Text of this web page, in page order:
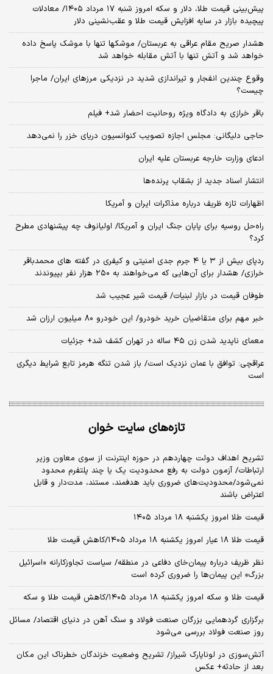
پیش‌بینی قیمت طلا، دلار و سکه امروز شنبه ۱۷ مرداد ۱۴۰۵/ معادلات
پیچیده بازار در سایه افزایش قیمت طلا و عقب‌نشینی دلار
هشدار صریح مقام عراقی به عربستان/ موشکها تنها با موشک پاسخ داده
خواهد شد و آتش تنها با آتش مقابله خواهد شد
وقوع چندین انفجار و تیراندازی شدید در نزدیکی مرز‌های ایران/ ماجرا
چیست؟
باقر خرازی به دادگاه ویژه روحانیت احضار شد+ فیلم
حاجی دلیگانی: مجلس اجازه تصویب کنوانسیون دریای خزر را نمی‌دهد
ادعای وزارت خارجه عربستان علیه ایران
انتشار اسناد جدید از بشقاب پرنده‌ها
اظهارات تازه ظریف درباره مذاکرات ایران و آمریکا
راه‌حل روسیه برای پایان جنگ ایران و آمریکا/ اولیانوف چه پیشنهادی مطرح
کرد؟
ردپای بیش از ۳ یا ۴ جرم جدی امنیتی و کیفری در گفته های محمدباقر
خرازی/ هشدار برای آن‌هایی که می‌خواهند به ۲۵۰ هزار نفر بپیوندند
طوفان قیمت در بازار لبنیات/ قیمت شیر عجیب شد
خبر مهم برای متقاضیان خرید خودرو/ این خودرو ۸۰ میلیون ارزان شد
معمای ناپدید شدن زن ۴۵ ساله در تهران کشف شد+ جزئیات
عراقچی: توافق با عمان نزدیک است/ باز شدن تنگه هرمز تابع شرایط دیگری
است
تازه‌های سایت خوان
تشریح اهداف دولت چهاردهم در حوزه اینترنت از سوی معاون وزیر
ارتباطات/ آزمون دولت به رفع محدودیت یک یا چند پلتفرم محدود
نمی‌‎شود/محدودیت‌های ضروری باید هدفمند، مستند، مدت‌دار و قابل
اعتراض باشند
قیمت طلا امروز یکشنبه ۱۸ مرداد ۱۴۰۵
قیمت طلا ۱۸ عیار امروز یکشنبه ۱۸ مرداد ۱۴۰۵/کاهش قیمت طلا
نظر ظریف درباره پیمان‌خای دفاعی در منطقه/ سیاست تجاوزکارانه «اسرائیل
بزرگ» این پیمان‌ها را ضروری کرده است
قیمت طلا و سکه امروز یکشنبه ۱۸ مرداد ۱۴۰۵/کاهش قیمت طلا و سکه
برگزاری گردهمایی بزرگان صنعت فولاد و سنگ آهن در دنیای اقتصاد/ مسائل
روز صنعت فولاد بررسی می‌شود
آتش‌سوزی در لوناپارک شیراز/ تشریح وضعیت خزندگان خطرناک این مکان
بعد از حادثه+ عکس